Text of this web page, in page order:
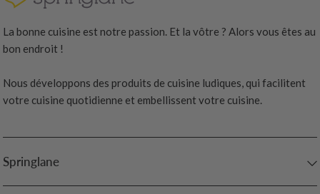
La bonne cuisine est notre passion. Et la vôtre ? Alors vous êtes au
bon endroit !
Nous développons des produits de cuisine ludiques, qui facilitent
votre cuisine quotidienne et embellissent votre cuisine.
Springlane